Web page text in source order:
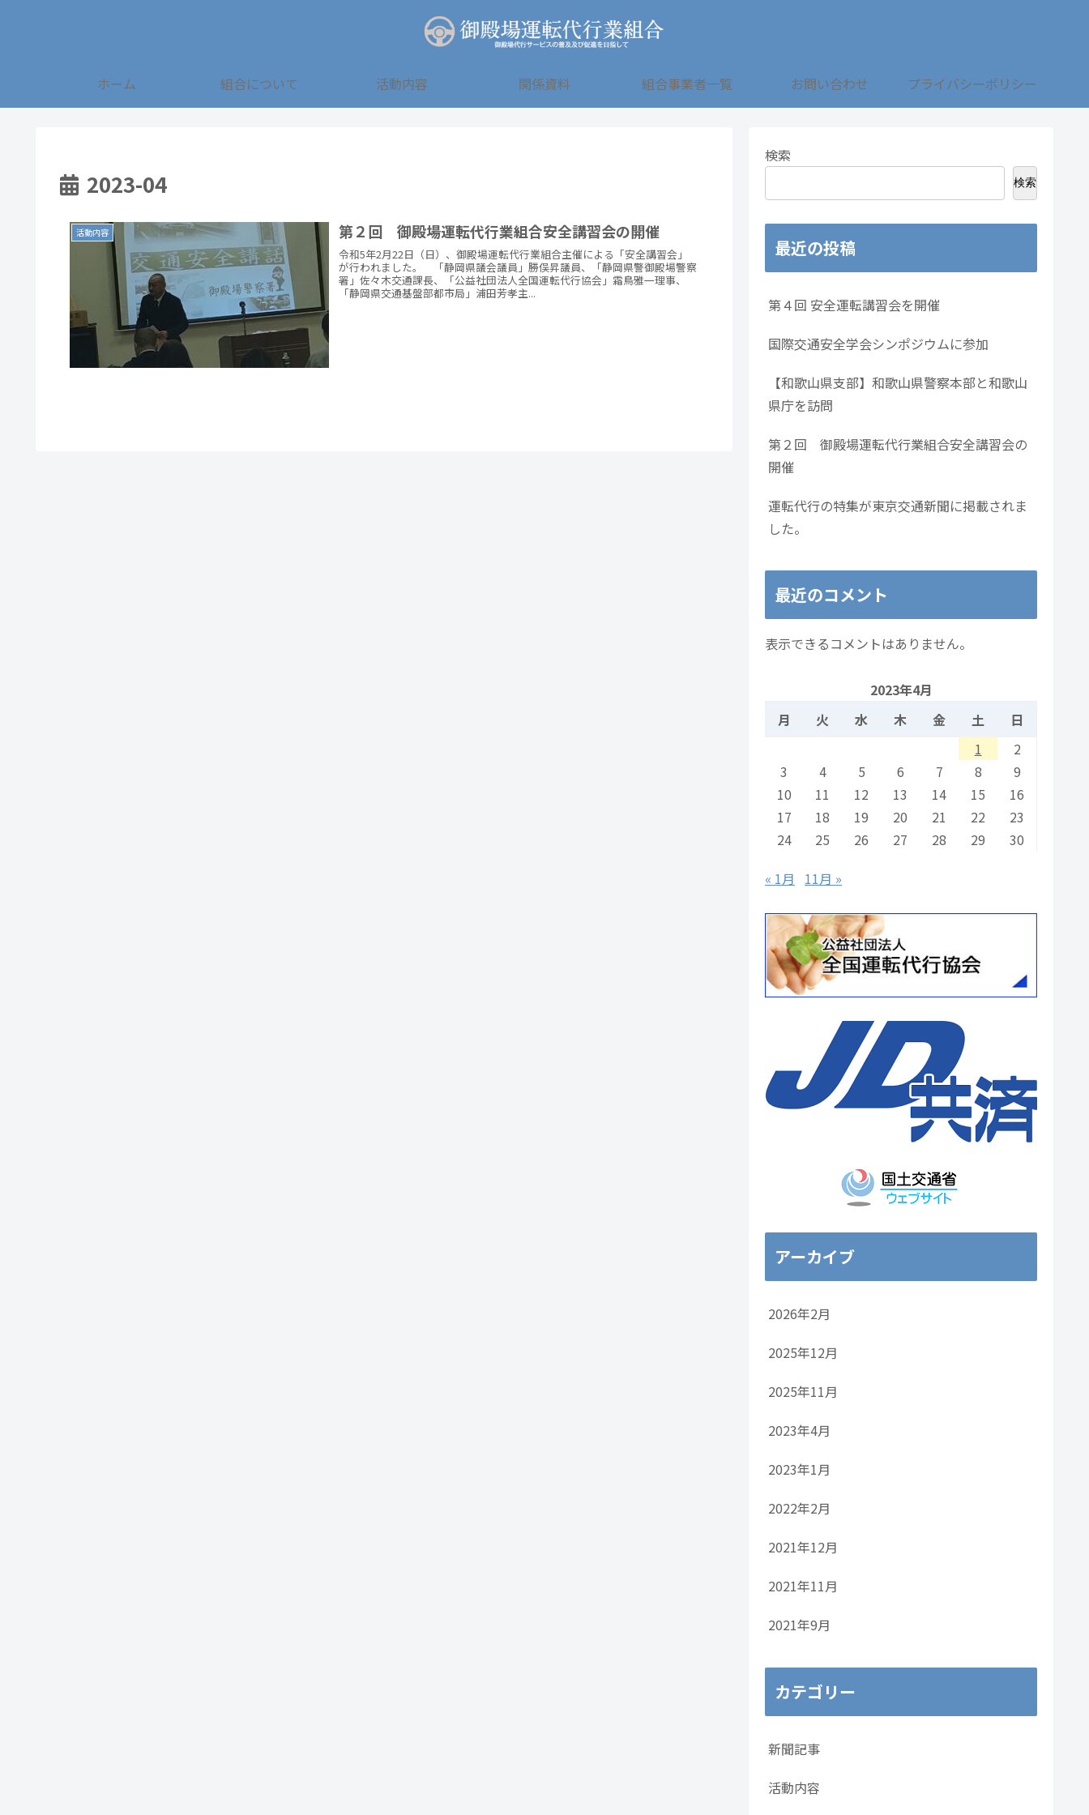
ホーム 組合について 活動内容 関係資料 組合事業者一覧 お問い合わせ プライバシーポリシー
2023-04
活動内容 第２回 御殿場運転代行業組合安全講習会の開催
令和5年2月22日（日）、御殿場運転代行業組合主催による「安全講習会」
が行われました。 「静岡県議会議員」勝俣昇議員、「静岡県警御殿場警察
署」佐々木交通課長、「公益社団法人全国運転代行協会」霜鳥雅一理事、
「静岡県交通基盤部都市局」浦田芳孝主...
検索
検索
最近の投稿
第４回 安全運転講習会を開催
国際交通安全学会シンポジウムに参加
【和歌山県支部】和歌山県警察本部と和歌山
県庁を訪問
第２回 御殿場運転代行業組合安全講習会の
開催
運転代行の特集が東京交通新聞に掲載されま
した。
最近のコメント
表示できるコメントはありません。
2023年4月
月
火 水 木 金 土
日
1
2
3
4 5 6 7 8
9
10
11 12 13 14 15
16
17
18 19 20 21 22
23
24
25 26 27 28 29
30
« 1月
11月 »
アーカイブ
2026年2月
2025年12月
2025年11月
2023年4月
2023年1月
2022年2月
2021年12月
2021年11月
2021年9月
カテゴリー
新聞記事
活動内容